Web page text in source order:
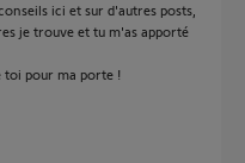
ici et sur d'autres posts,
je trouve et tu m'as apporté
toi pour ma porte !